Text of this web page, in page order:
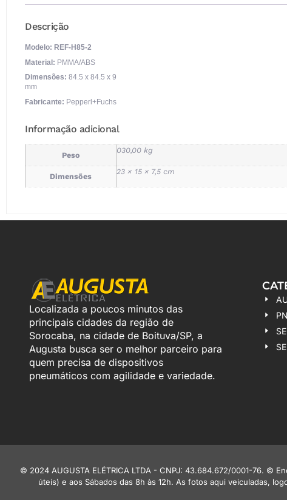
Descrição
Modelo: REF-H85-2
Material: PMMA/ABS
Dimensões: 84.5 x 84.5 x 9
mm
Fabricante: Pepperl+Fuchs
Informação adicional
Peso
030,00 kg
Dimensões
23 × 15 × 7,5 cm
Localizada a poucos minutos das
principais cidades da região de
Sorocaba, na cidade de Boituva/SP, a
Augusta busca ser o melhor parceiro para
quem precisa de dispositivos
pneumáticos com agilidade e variedade.
© 2024 AUGUSTA ELÉTRICA LTDA - CNPJ: 43.684.672/0001-76. ©
úteis) e aos Sábados das 8h às 12h. As fotos aqui veiculadas,